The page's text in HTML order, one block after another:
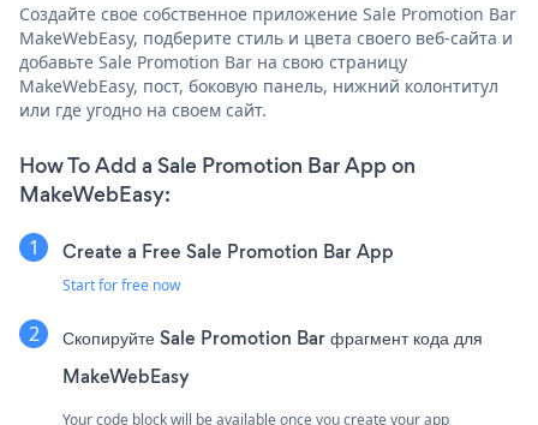
Создайте свое собственное приложение Sale Promotion Bar
MakeWebEasy, подберите стиль и цвета своего веб-сайта и
добавьте Sale Promotion Bar на свою страницу
MakeWebEasy, пост, боковую панель, нижний колонтитул
или где угодно на своем сайт.
How To Add a Sale Promotion Bar App on
MakeWebEasy:
Create a Free Sale Promotion Bar App
Start for free now
Скопируйте Sale Promotion Bar фрагмент кода для
MakeWebEasy
Your code block will be available once you create your app